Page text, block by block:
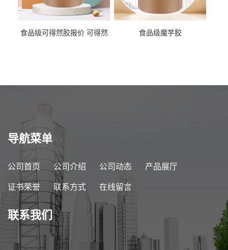
食品级可得然胶报价 可得然
食品级魔芋胶
导航菜单
公司首页 公司介绍 公司动态 产品展厅
证书荣誉 联系方式 在线留言
联系我们